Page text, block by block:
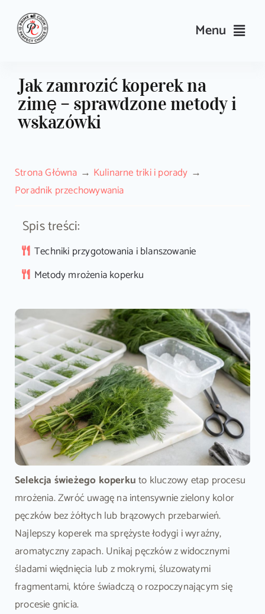
content
Menu
Przepisy
Kulinarne triki i porady
Search
for:
Jak zamrozić koperek na
zimę – sprawdzone metody i
wskazówki
Strona Główna
Kulinarne triki i porady
Poradnik przechowywania
Spis treści:
Techniki przygotowania i blanszowanie
Metody mrożenia koperku
Selekcja świeżego koperkuto kluczowy etap procesu
mrożenia. Zwróć uwagę na intensywnie zielony kolor
pęczków bez żółtych lub brązowych przebarwień.
Najlepszy koperek ma sprężyste łodygi i wyraźny,
aromatyczny zapach. Unikaj pęczków z widocznymi
śladami więdnięcia lub z mokrymi, śluzowatymi
fragmentami, które świadczą o rozpoczynającym się
procesie gnicia.